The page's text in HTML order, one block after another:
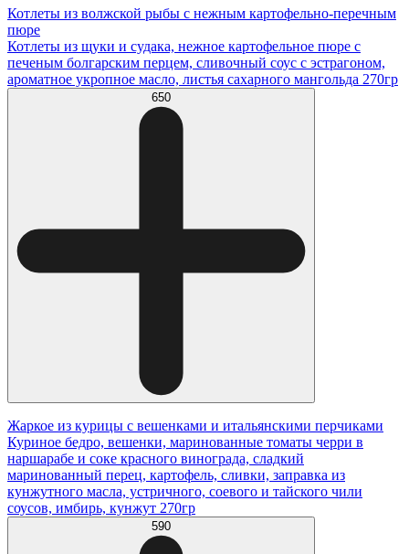
Котлеты из волжской рыбы с нежным картофельно-перечным
пюре
Котлеты из щуки и судака, нежное картофельное пюре с
печеным болгарским перцем, сливочный соус с эстрагоном,
ароматное укропное масло, листья сахарного мангольда 270гр
650
Жаркое из курицы с вешенками и итальянскими перчиками
Куриное бедро, вешенки, маринованные томаты черри в
наршарабе и соке красного винограда, сладкий
маринованный перец, картофель, сливки, заправка из
кунжутного масла, устричного, соевого и тайского чили
соусов, имбирь, кунжут 270гр
590